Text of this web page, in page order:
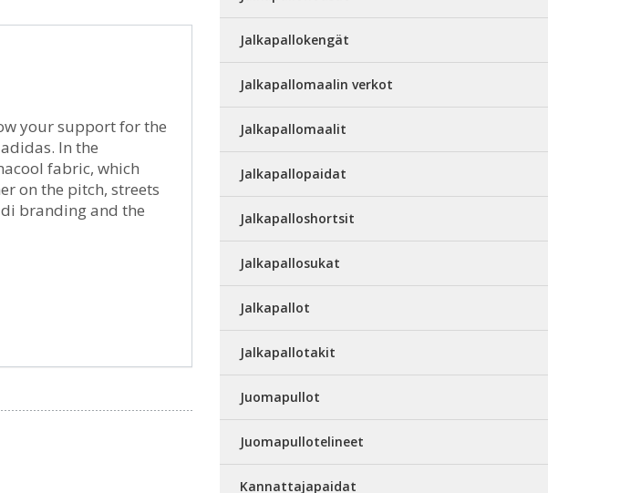
your support for the
In the
fabric, which
on the pitch, streets
branding and the
Jalkapallokengät
Jalkapallomaalin verkot
Jalkapallomaalit
Jalkapallopaidat
Jalkapalloshortsit
Jalkapallosukat
Jalkapallot
Jalkapallotakit
Juomapullot
Juomapullotelineet
Kannattajapaidat